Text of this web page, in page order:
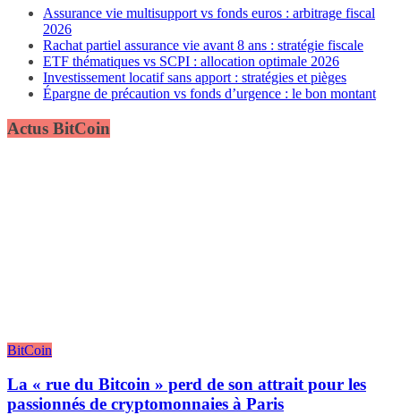
Assurance vie multisupport vs fonds euros : arbitrage fiscal
2026
Rachat partiel assurance vie avant 8 ans : stratégie fiscale
ETF thématiques vs SCPI : allocation optimale 2026
Investissement locatif sans apport : stratégies et pièges
Épargne de précaution vs fonds d’urgence : le bon montant
Actus BitCoin
BitCoin
La « rue du Bitcoin » perd de son attrait pour les
passionnés de cryptomonnaies à Paris